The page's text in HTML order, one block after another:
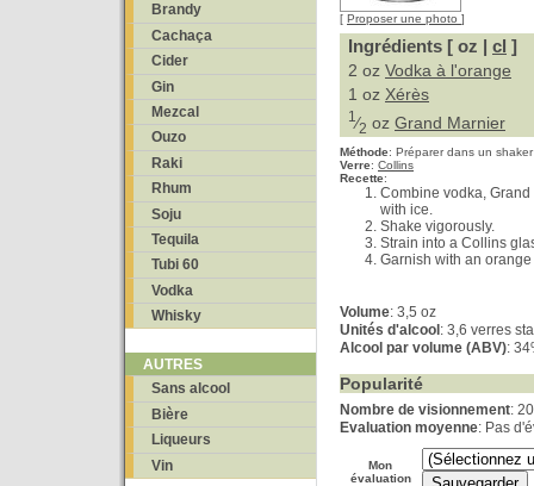
Brandy
Cachaça
Cider
Gin
Mezcal
Ouzo
Raki
Rhum
Soju
Tequila
Tubi 60
Vodka
Whisky
AUTRES
Sans alcool
Bière
Liqueurs
Vin
[ Proposer une photo ]
Ingrédients [ oz | cl ]
2 oz Vodka à l'orange
1 oz Xérès
1 ⁄2 oz Grand Marnier
Méthode: Préparer dans un shaker
Verre: Collins
Recette:
Combine vodka,
with ice.
Shake vigorously.
Strain into a Collins
Garnish with an
Volume: 3,5 oz
Unités d'alcool : 3,6 verres
Alcool par volume (ABV):
Popularité
Nombre de visionnement:
Evaluation moyenne: Pas
Mon
évaluation